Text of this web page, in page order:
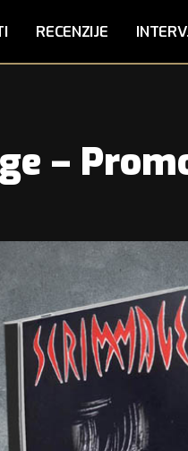
RECENZIJE
–